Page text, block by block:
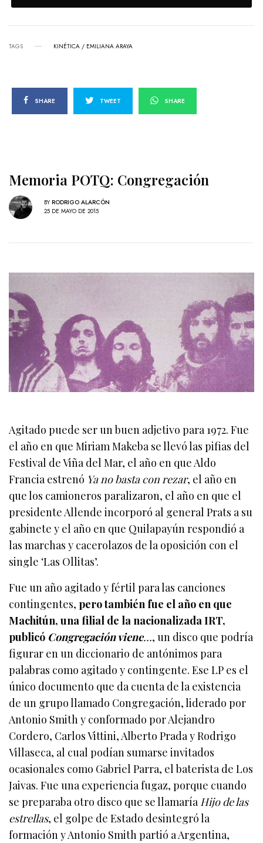
TAGS KINÉTICA / EMILIANA ARAYA
SHARE TWEET SHARE
Memoria POTQ: Congregación
BY RODRIGO ALARCÓN
25 DE MAYO DE 2015
Agitado puede ser un buen adjetivo para 1972. Fue
el año en que Miriam Makeba se llevó las pifias del
Festival de Viña del Mar, el año en que Aldo
Francia estrenó Ya no basta con rezar, el año en
que los camioneros paralizaron, el año en que el
presidente Allende incorporó al general Prats a su
gabinete y el año en que Quilapayún respondió a
las marchas y cacerolazos de la oposición con el
single ‘Las Ollitas’.
Fue un año agitado y fértil para las canciones
contingentes, pero también fue el año en que
Machitún, una filial de la nacionalizada IRT,
publicó Congregación viene…, un disco que podría
figurar en un diccionario de antónimos para
palabras como agitado y contingente. Ese LP es el
único documento que da cuenta de la existencia
de un grupo llamado Congregación, liderado por
Antonio Smith y conformado por Alejandro
Cordero, Carlos Vittini, Alberto Prada y Rodrigo
Villaseca, al cual podían sumarse invitados
ocasionales como Gabriel Parra, el baterista de Los
Jaivas. Fue una experiencia fugaz, porque cuando
se preparaba otro disco que se llamaríaHijo de las
estrellas, el golpe de Estado desintegró la
formación y Antonio Smith partió a Argentina,